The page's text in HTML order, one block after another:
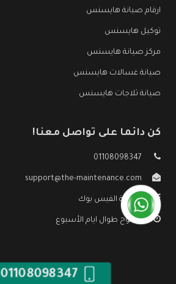
ارقام صيانة هايسنس
توكيل هايسنس
مركز صيانة هايسنس
صيانة غسالات هايسنس
صيانة ثلاجات هايسنس
كن دائما على تواصل معنا!
01108098347
support@the-maintenance.com
صفحة الفيس بوك
مفتوح طوال ايام الأسبوع
01108098347